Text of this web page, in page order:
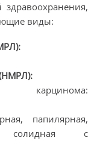
виды:
карцинома:
папилярная,
солидная с